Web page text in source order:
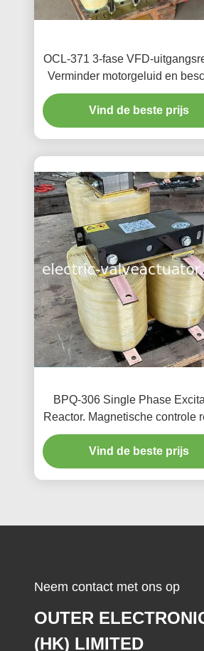
OCL-371 3-fase VFD-
Verminder motorgeluid en
omvormer tegen
380V/660V.
Vind de beste prijs
BPQ-306 Single Phase
Reactor. Magnetische controle
voor energiesystemen.
Vind de beste prijs
Neem contact met ons op
OUTER
(HK) LIMITED